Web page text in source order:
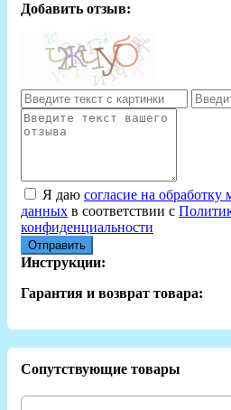
Добавить отзыв:
Я даю согласие на
данных в соответствии с
конфиденциальности
Отправить
Инструкции:
Гарантия и возврат товара:
Сопутствующие товары